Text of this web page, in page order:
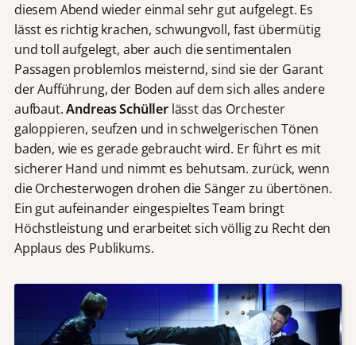
diesem Abend wieder einmal sehr gut aufgelegt. Es
lässt es richtig krachen, schwungvoll, fast übermütig
und toll aufgelegt, aber auch die sentimentalen
Passagen problemlos meisternd, sind sie der Garant
der Aufführung, der Boden auf dem sich alles andere
aufbaut.Andreas Schüllerlässt das Orchester
galoppieren, seufzen und in schwelgerischen Tönen
baden, wie es gerade gebraucht wird. Er führt es mit
sicherer Hand und nimmt es behutsam. zurück, wenn
die Orchesterwogen drohen die Sänger zu übertönen.
Ein gut aufeinander eingespieltes Team bringt
Höchstleistung und erarbeitet sich völlig zu Recht den
Applaus des Publikums.